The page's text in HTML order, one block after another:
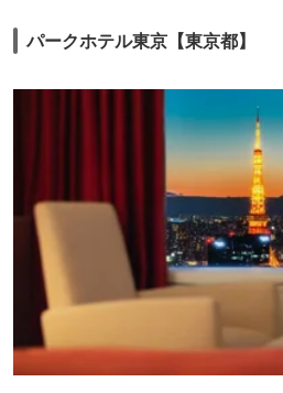
パークホテル東京【東京都】